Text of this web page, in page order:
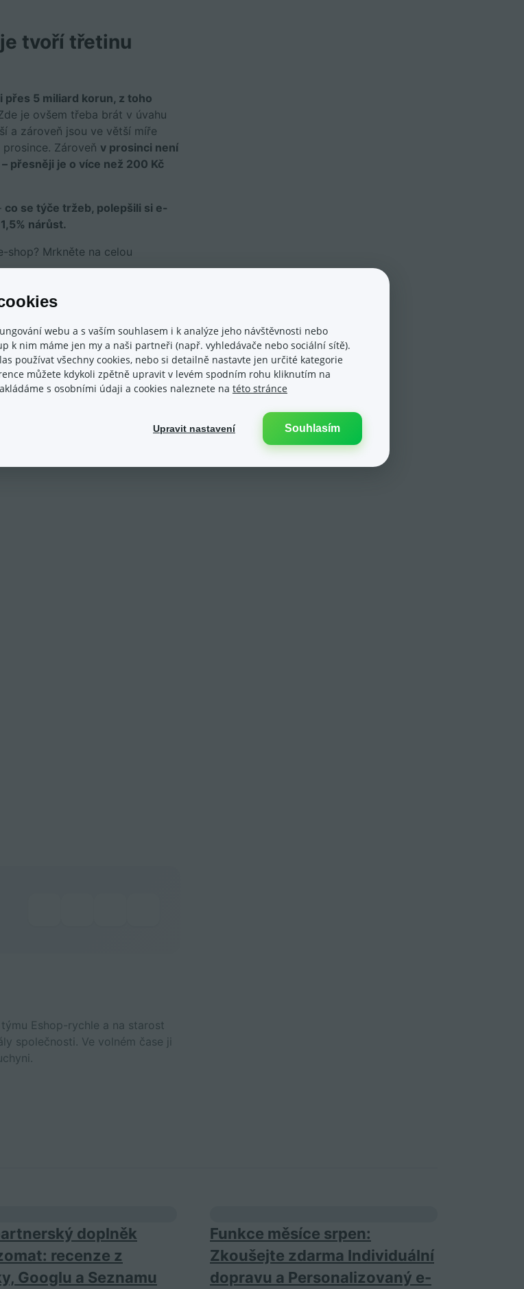
tvoří třetinu
přes 5 miliard korun, z toho
je ovšem třeba brát v úvahu
a zároveň jsou ve větší míře
Zároveň v prosinci není
přesněji je o více než 200 Kč
co se týče tržeb, polepšili si e-
nárůst.
shop? Mrkněte na celou
a středních e-shopů
Eshop-rychle a na starost
společnosti. Ve volném čase ji
doplněk
recenze z
Googlu a Seznamu
Funkce měsíce srpen:
Zkoušejte zdarma Individuální
dopravu a Personalizovaný e-
webu a s vaším souhlasem i k analýze jeho návštěvnosti nebo
k nim máme jen my a naši partneři (např. vyhledávače nebo sociální sítě).
používat všechny cookies, nebo si detailně nastavte jen určité kategorie
můžete kdykoli zpětně upravit v levém spodním rohu kliknutím na
s osobními údaji a cookies naleznete na této stránce
Souhlasím
Upravit nastavení